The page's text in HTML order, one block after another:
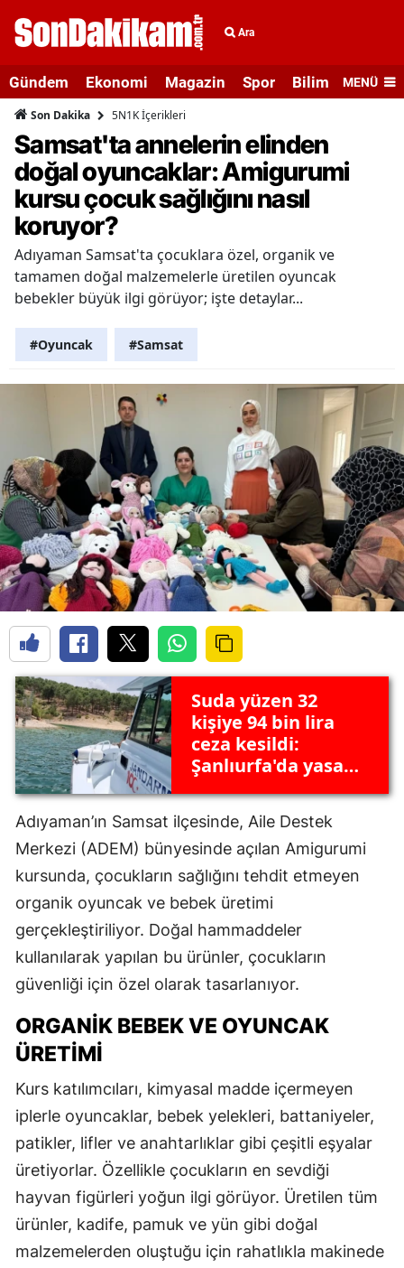
Ara
Gündem Ekonomi Magazin Spor Bilim veMENÜ
Son Dakika 5N1K İçerikleri
Samsat'ta annelerin elinden
doğal oyuncaklar: Amigurumi
kursu çocuk sağlığını nasıl
koruyor?
Adıyaman Samsat'ta çocuklara özel, organik ve
tamamen doğal malzemelerle üretilen oyuncak
bebekler büyük ilgi görüyor; işte detaylar...
#Oyuncak #Samsat
Suda yüzen 32
kişiye 94 bin lira
ceza kesildi:
Şanlıurfa'da yasak
suda yüzenlere
ceza yağdı
Adıyaman’ın Samsat ilçesinde, Aile Destek
Merkezi (ADEM) bünyesinde açılan Amigurumi
kursunda, çocukların sağlığını tehdit etmeyen
organik oyuncak ve bebek üretimi
gerçekleştiriliyor. Doğal hammaddeler
kullanılarak yapılan bu ürünler, çocukların
güvenliği için özel olarak tasarlanıyor.
ORGANIK BEBEK VE OYUNCAK
ÜRETIMI
Kurs katılımcıları, kimyasal madde içermeyen
iplerle oyuncaklar, bebek yelekleri, battaniyeler,
patikler, lifler ve anahtarlıklar gibi çeşitli eşyalar
üretiyorlar. Özellikle çocukların en sevdiği
hayvan figürleri yoğun ilgi görüyor. Üretilen tüm
ürünler, kadife, pamuk ve yün gibi doğal
malzemelerden oluştuğu için rahatlıkla makinede